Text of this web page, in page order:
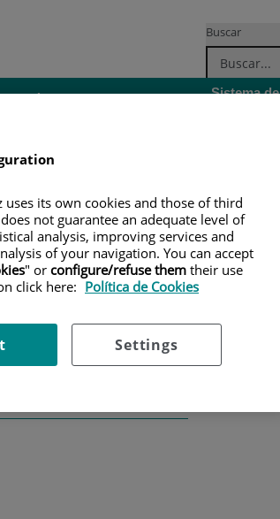
Buscar
e
Sistema de
its own cookies and those of third
not guarantee an adequate level of
analysis, improving services and
of your navigation. You can accept
" or configure/refuse them their use
click here: Política de Cookies
Settings